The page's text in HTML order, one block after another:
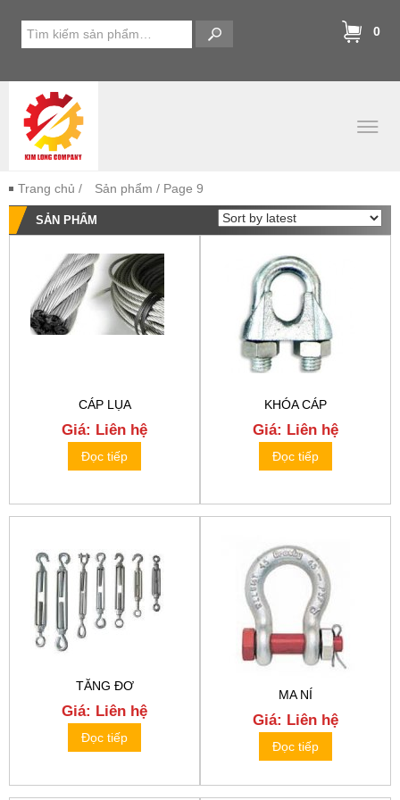
0
Trang chủ / Sản phẩm / Page 9
SẢN PHẨM
CÁP LỤA
Giá: Liên hệ
Đọc tiếp
KHÓA CÁP
Giá: Liên hệ
Đọc tiếp
TĂNG ĐƠ
Giá: Liên hệ
Đọc tiếp
MA NÍ
Giá: Liên hệ
Đọc tiếp